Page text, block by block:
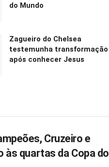
do Mundo
Zagueiro do Chelsea
testemunha transformação
após conhecer Jesus
Cruzeiro e
às quartas da Copa do